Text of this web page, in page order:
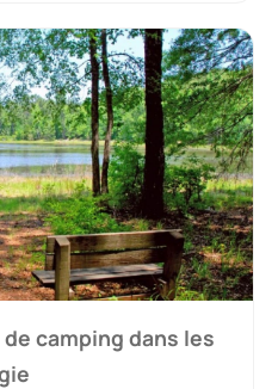
camping dans les